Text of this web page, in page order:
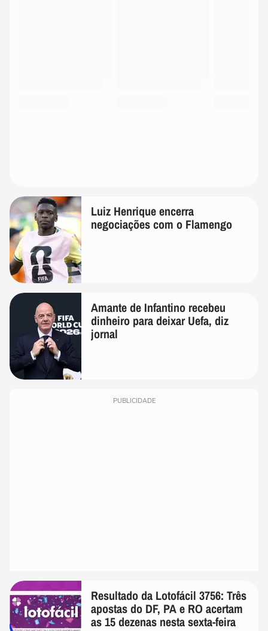
Luiz Henrique encerra
negociações com o Flamengo
Amante de Infantino recebeu
dinheiro para deixar Uefa, diz
jornal
PUBLICIDADE
Resultado da Lotofácil 3756: Três
apostas do DF, PA e RO acertam
as 15 dezenas nesta sexta-feira